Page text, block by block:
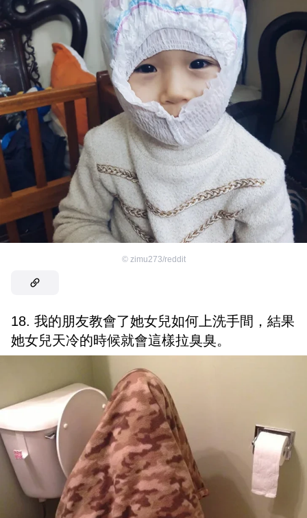
© zimu273/reddit
18. 我的朋友教會了她女兒如何上洗手間，結果
她女兒天冷的時候就會這樣拉臭臭。